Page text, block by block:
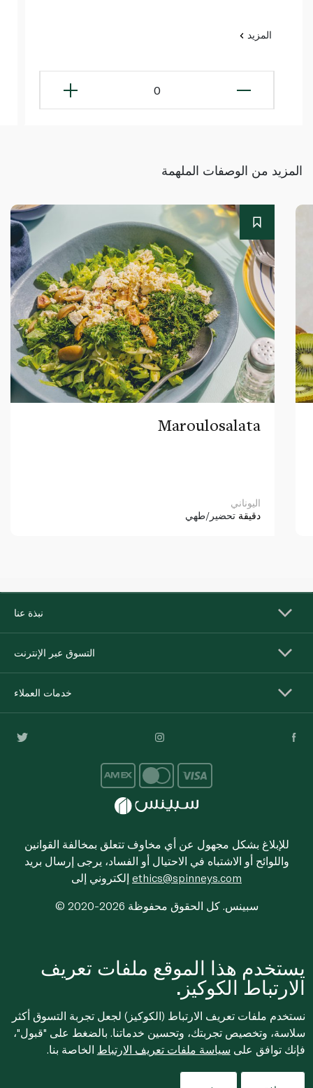
المزيد
0
المزيد من الوصفات الملهمة
Maroulosalata
اليوناني
دقيقة تحضير/طهي
نبذة عنا
التسوق عبر الإنترنت
خدمات العملاء
للإبلاغ بشكل مجهول عن أي مخاوف تتعلق بمخالفة القوانين
واللوائح أو الاشتباه في الاحتيال أو الفساد، يرجى إرسال بريد
ethics@spinneys.com
© 2020-2026 سبينس. كل الحقوق محفوظة
يستخدم هذا الموقع ملفات تعريف
الارتباط الكوكيز.
نستخدم ملفات تعريف الارتباط (الكوكيز) لجعل تجربة التسوق أكثر
سلاسة، وتخصيص تجربتك، وتحسين خدماتنا. بالضغط على "قبول"،
فإنك توافق على سياسة ملفات تعريف الارتباط الخاصة بنا.